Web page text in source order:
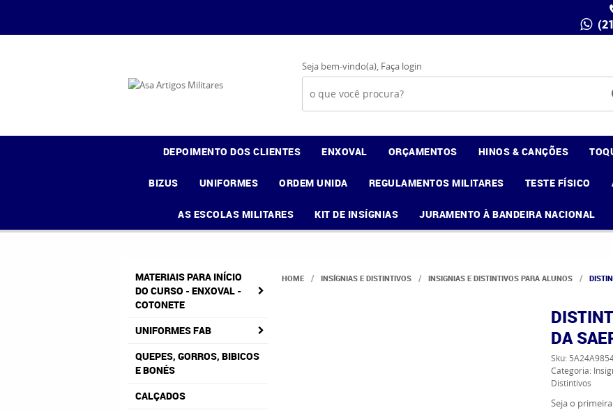
Seja bem-vindo(a), Faça login
DEPOIMENTO DOS CLIENTES ENXOVAL ORÇAMENTOS HINOS & CANÇÕES
BIZUS UNIFORMES ORDEM UNIDA REGULAMENTOS MILITARES TESTE FÍSICO
AS ESCOLAS MILITARES KIT DE INSÍGNIAS JURAMENTO À BANDEIRA NACIONAL
MATERIAIS PARA INÍCIO
DO CURSO - ENXOVAL -
COTONETE
UNIFORMES FAB
QUEPES, GORROS, BIBICOS
E BONÉS
CALÇADOS
HOME INSÍGNIAS E DISTINTIVOS INSIGNIAS E DISTINTIVOS PARA ALUNOS
DA
Sku:
Categoria:
Distintivos
Seja o